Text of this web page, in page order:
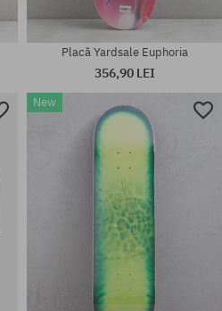
Mărimi existente:
Placă Yardsale Euphoria
356,90 LEI
New